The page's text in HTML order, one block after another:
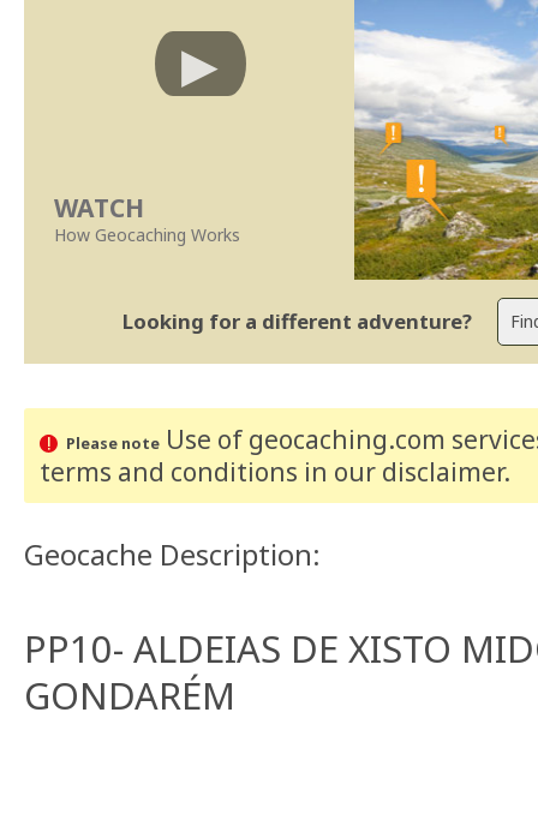
WATCH
How Geocaching Works
Looking for a different adventure?
Please noteUse of geocaching.com
terms and conditions in our disclaimer.
Geocache Description:
PP10- ALDEIAS DE XISTO
GONDARÉM